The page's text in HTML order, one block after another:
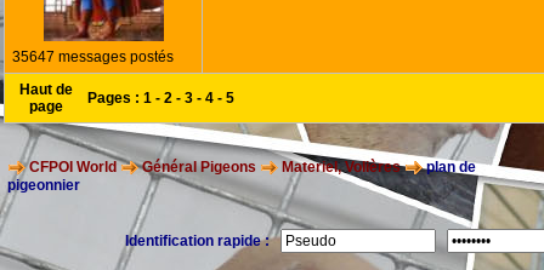
35647 messages postés
Haut de
page
Pages : 1 - 2 - 3 - 4 - 5
CFPOI World Général Pigeons Materiel, Volières
plan de
pigeonnier
Identification rapide :